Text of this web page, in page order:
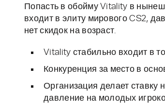
Попасть в обойму Vitality в
входит в элиту мирового CS2,
нет скидок на возраст.
Vitality стабильно входит в
Конкуренция за место в
Организация делает ставку
давление на молодых